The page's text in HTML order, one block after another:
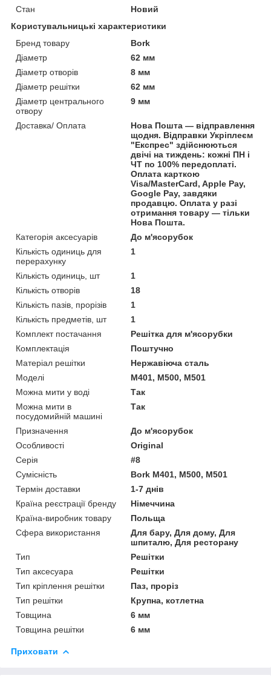
Стан
Новий
Користувальницькі характеристики
Бренд товару
Bork
Діаметр
62 мм
Діаметр отворів
8 мм
Діаметр решітки
62 мм
Діаметр центрального
отвору
9 мм
Доставка/ Оплата
Нова Пошта — відправлення
щодня. Відправки Укріплеєм
"Експрес" здійснюються
двічі на тиждень: кожні ПН і
ЧТ по 100% передоплаті.
Оплата карткою
Visa/MasterCard, Apple Pay,
Google Pay, завдяки
продавцю. Оплата у разі
отримання товару — тільки
Нова Пошта.
Категорія аксесуарів
До м'ясорубок
Кількість одиниць для
перерахунку
1
Кількість одиниць, шт
1
Кількість отворів
18
Кількість пазів, прорізів
1
Кількість предметів, шт
1
Комплект постачання
Решітка для м'ясорубки
Комплектація
Поштучно
Матеріал решітки
Нержавіюча сталь
Моделі
M401, M500, M501
Можна мити у воді
Так
Можна мити в
посудомийній машині
Так
Призначення
До м'ясорубок
Особливості
Original
Серія
#8
Сумісність
Bork M401, M500, M501
Термін доставки
1-7 днів
Країна реєстрації бренду
Німеччина
Країна-виробник товару
Польща
Сфера використання
Для бару, Для дому, Для
шпиталю, Для ресторану
Тип
Решітки
Тип аксесуара
Решітки
Тип кріплення решітки
Паз, проріз
Тип решітки
Крупна, котлетна
Товщина
6 мм
Товщина решітки
6 мм
Приховати